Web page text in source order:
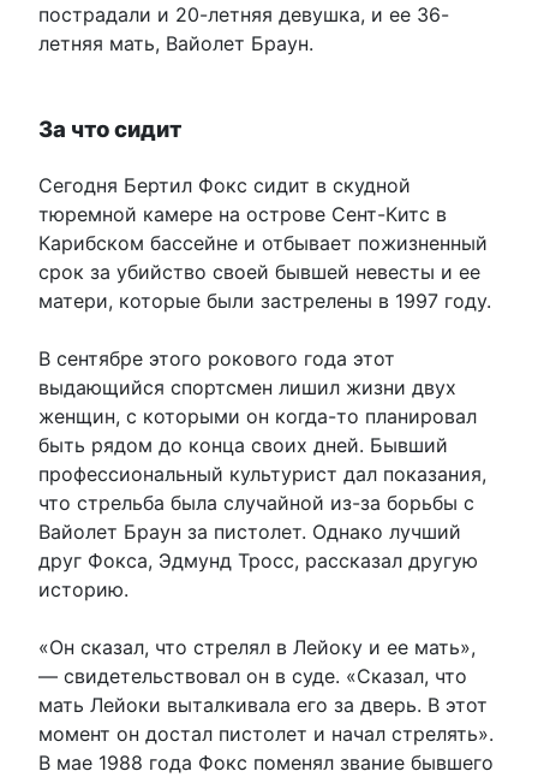
пострадали и 20-летняя девушка, и ее 36-
летняя мать, Вайолет Браун.
За что сидит
Сегодня Бертил Фокс сидит в скудной
тюремной камере на острове Сент-Китс в
Карибском бассейне и отбывает пожизненный
срок за убийство своей бывшей невесты и ее
матери, которые были застрелены в 1997 году.
В сентябре этого рокового года этот
выдающийся спортсмен лишил жизни двух
женщин, с которыми он когда-то планировал
быть рядом до конца своих дней. Бывший
профессиональный культурист дал показания,
что стрельба была случайной из-за борьбы с
Вайолет Браун за пистолет. Однако лучший
друг Фокса, Эдмунд Тросс, рассказал другую
историю.
«Он сказал, что стрелял в Лейоку и ее мать»,
— свидетельствовал он в суде. «Сказал, что
мать Лейоки выталкивала его за дверь. В этот
момент он достал пистолет и начал стрелять».
В мае 1988 года Фокс поменял звание бывшего